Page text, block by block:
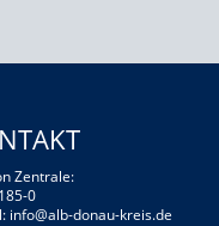
Zentrale:
0
info@alb-donau-kreis.de